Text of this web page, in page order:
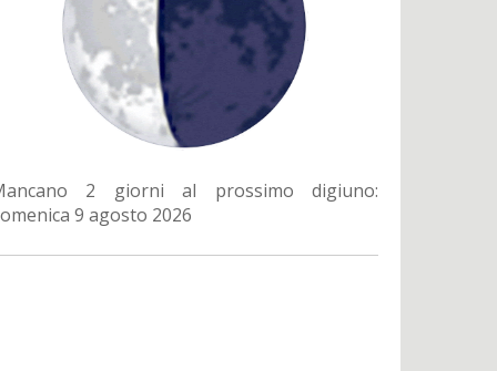
2 giorni al prossimo digiuno:
9 agosto 2026